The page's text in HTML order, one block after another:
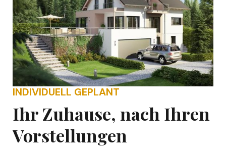
INDIVIDUELL GEPLANT
Ihr Zuhause, nach Ihren
Vorstellungen